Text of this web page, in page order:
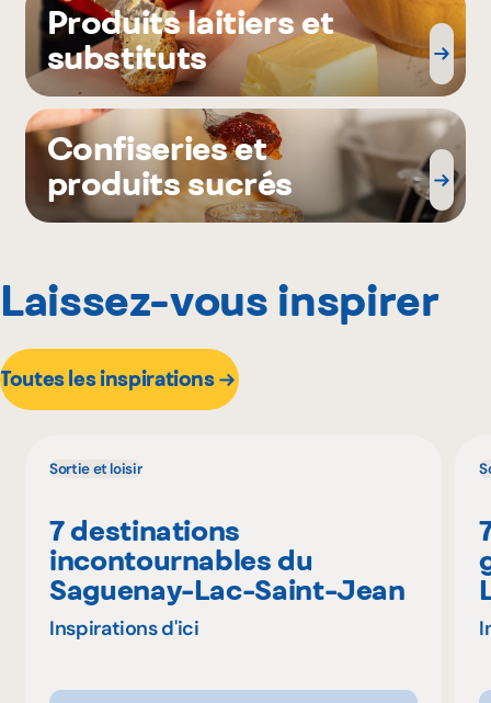
Produits laitiers et
substituts
Confiseries et
produits sucrés
Laissez-vous inspirer
Toutes les inspirations
Sortie et loisir
7 destinations
incontournables du
Saguenay-Lac-Saint-Jean
Inspirations d'ici